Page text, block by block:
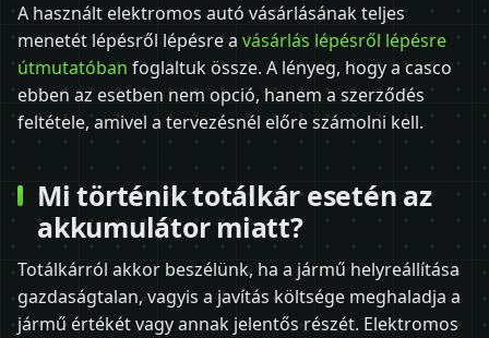
A használt elektromos autó vásárlásának teljes
menetét lépésről lépésre a vásárlás lépésről lépésre
útmutatóban foglaltuk össze. A lényeg, hogy a casco
ebben az esetben nem opció, hanem a szerződés
feltétele, amivel a tervezésnél előre számolni kell.
Mi történik totálkár esetén az
akkumulátor miatt?
Totálkárról akkor beszélünk, ha a jármű helyreállítása
gazdaságtalan, vagyis a javítás költsége meghaladja a
jármű értékét vagy annak jelentős részét. Elektromos